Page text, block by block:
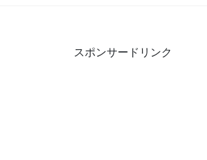
スポンサードリンク